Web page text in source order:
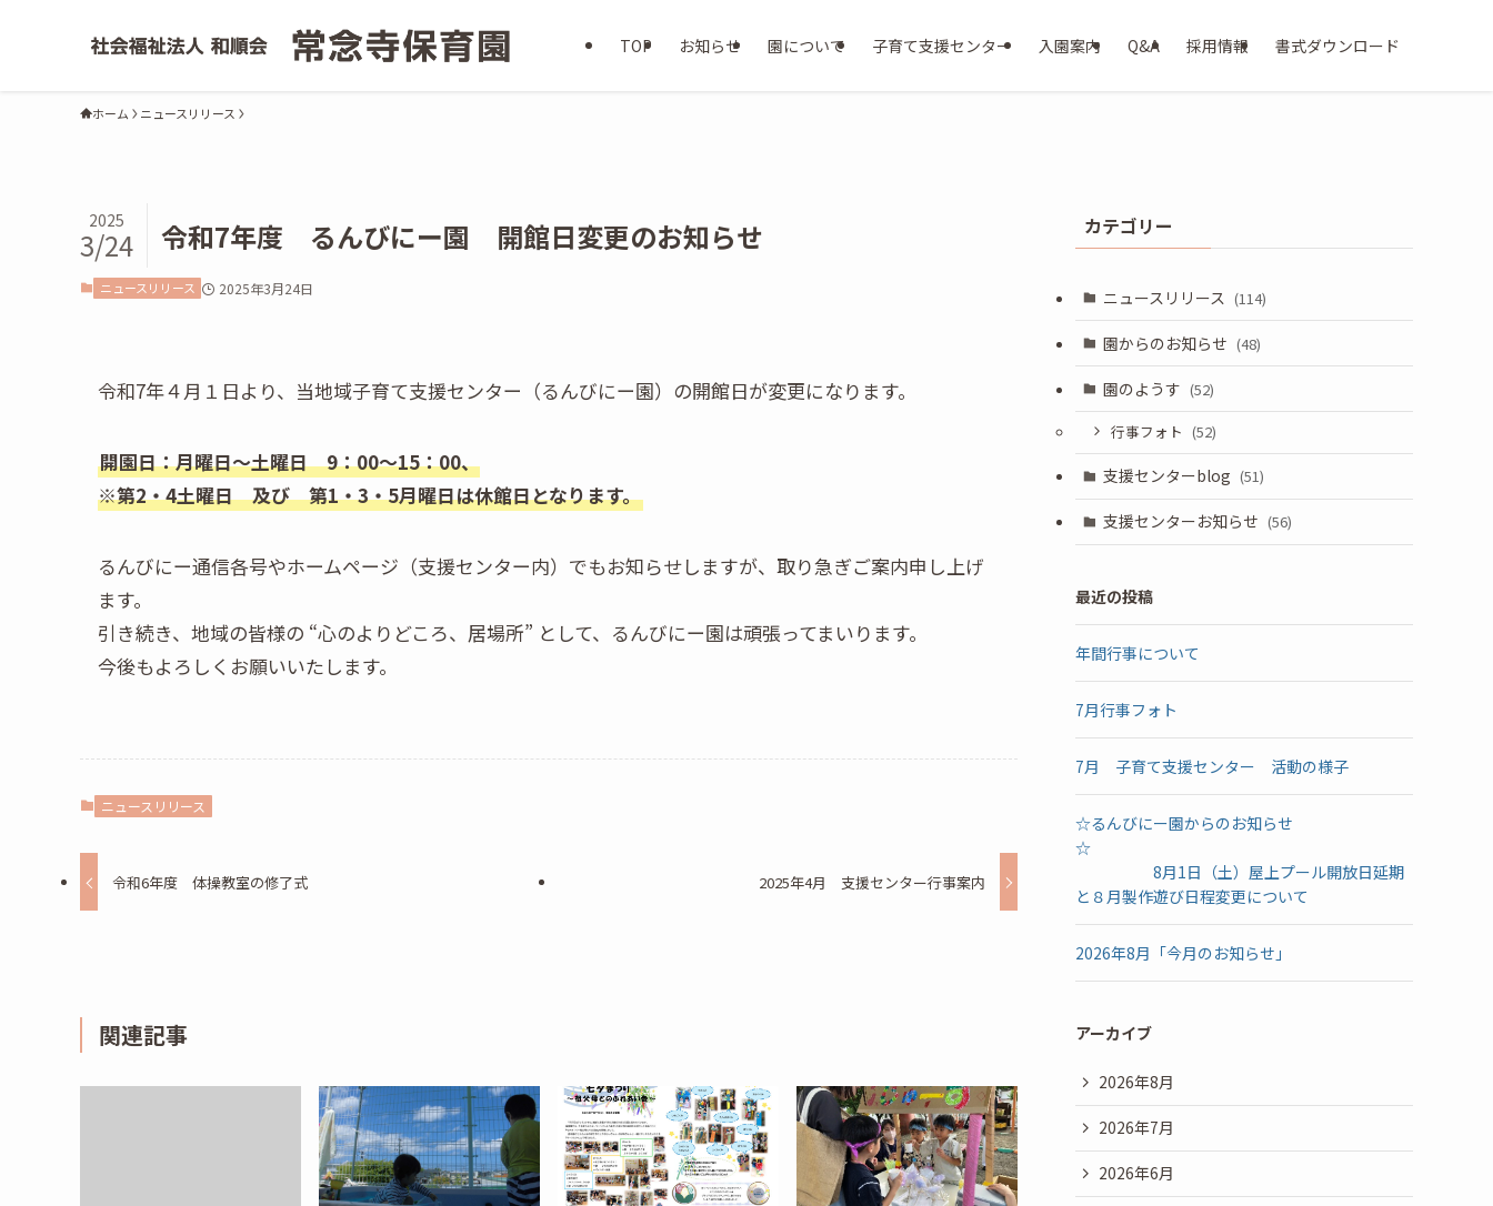
TOP お知らせ 園について 子育て支援センター 入園案内 Q&A 採用情報 書式ダウンロード
ホーム ニュースリリース
令和7年度 るんびにー園 開館日変更のお知らせ
2025
3/24
ニュースリリース 2025年3月24日
令和7年４月１日より、当地域子育て支援センター（るんびにー園）の開館日が変更になります。
開園日：月曜日～土曜日 9：00～15：00、
※第2・4土曜日 及び 第1・3・5月曜日は休館日となります。
るんびにー通信各号やホームページ（支援センター内）でもお知らせしますが、取り急ぎご案内申し上げ
ます。
引き続き、地域の皆様の “心のよりどころ、居場所” として、るんびにー園は頑張ってまいります。
今後もよろしくお願いいたします。
ニュースリリース
令和6年度 体操教室の修了式 2025年4月 支援センター行事案内
関連記事
カテゴリー
ニュースリリース (114)
園からのお知らせ (48)
園のようす (52)
行事フォト (52)
支援センターblog (51)
支援センターお知らせ (56)
最近の投稿
年間行事について
7月行事フォト
7月 子育て支援センター 活動の様子
☆るんびにー園からのお知らせ
☆
8月1日（土）屋上プール開放日延期
と８月製作遊び日程変更について
2026年8月「今月のお知らせ」
アーカイブ
2026年8月
2026年7月
2026年6月